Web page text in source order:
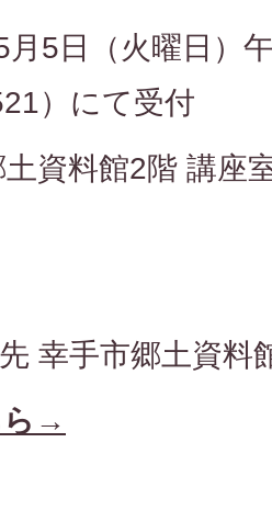
月5日（火曜日）
）にて受付
資料館2階 講座
幸手市郷土資料
ら→